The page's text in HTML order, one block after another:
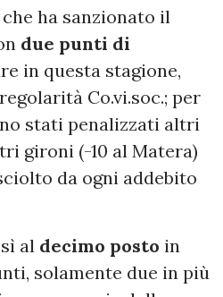
ha sanzionato il
due punti di
in questa stagione,
Co.vi.soc.; per
stati penalizzati altri
gironi (-10 al Matera)
da ogni addebito
al decimo posto in
solamente due in più